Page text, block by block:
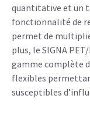
quantitative et un
fonctionnalité de
permet de
plus, le SIGNA
gamme complète
flexibles
susceptibles